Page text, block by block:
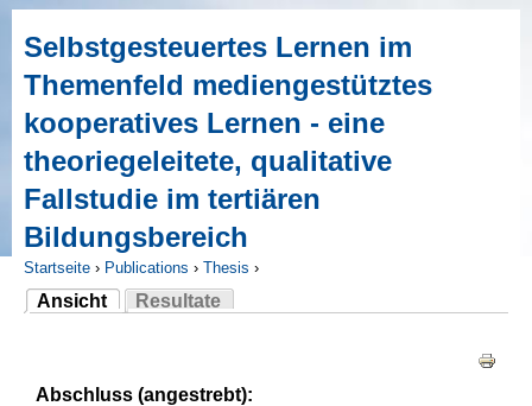
Selbstgesteuertes Lernen im
Themenfeld mediengestütztes
kooperatives Lernen - eine
theoriegeleitete, qualitative
Fallstudie im tertiären
Bildungsbereich
Sie sind hier
Startseite › Publications › Thesis ›
Ansicht
(aktiver Reiter)
Resultate
Abschluss (angestrebt):